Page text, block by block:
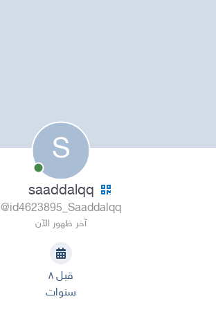
S
saaddalqq
@id4623895_Saaddalqq
آخر ظهور الآن
قبل ٨
سنوات